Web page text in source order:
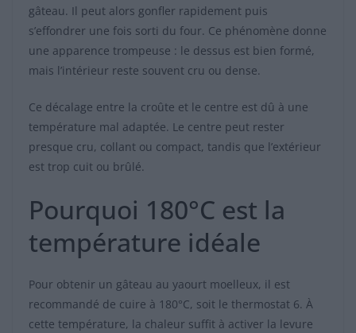
gâteau. Il peut alors gonfler rapidement puis
s’effondrer une fois sorti du four. Ce phénomène donne
une apparence trompeuse : le dessus est bien formé,
mais l’intérieur reste souvent cru ou dense.
Ce décalage entre la croûte et le centre est dû à une
température mal adaptée. Le centre peut rester
presque cru, collant ou compact, tandis que l’extérieur
est trop cuit ou brûlé.
Pourquoi 180°C est la
température idéale
Pour obtenir un gâteau au yaourt moelleux, il est
recommandé de cuire à 180°C, soit le thermostat 6. À
cette température, la chaleur suffit à activer la levure